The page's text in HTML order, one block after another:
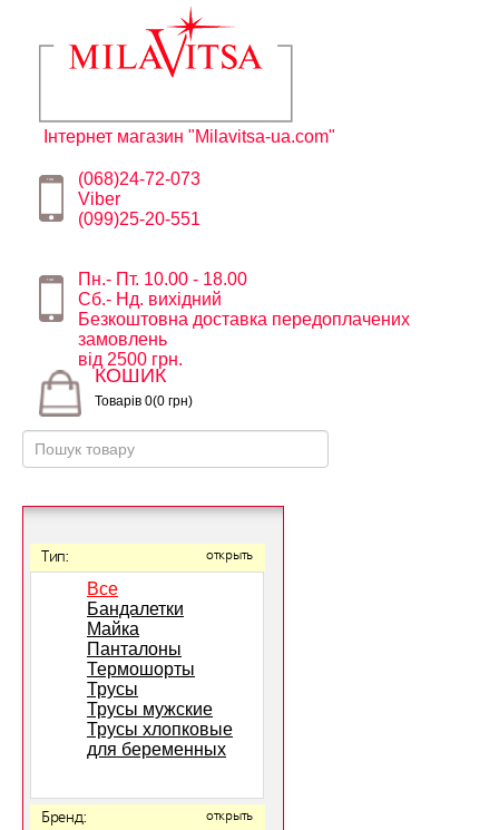
Інтернет магазин "Milavitsa-ua.com"
(068)24-72-073
Viber
(099)25-20-551
Пн.- Пт. 10.00 - 18.00
Сб.- Нд. вихідний
Безкоштовна доставка передоплачених
замовлень
від 2500 грн.
КОШИК
Товарів 0(0 грн)
Тип: открыть
Все
Бандалетки
Майка
Панталоны
Термошорты
Трусы
Трусы мужские
Трусы хлопковые
для беременных
Бренд: открыть